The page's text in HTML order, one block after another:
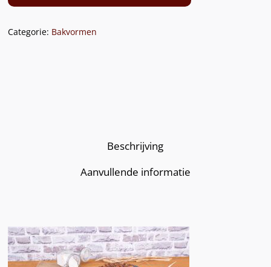
Categorie: Bakvormen
Beschrijving
Aanvullende informatie